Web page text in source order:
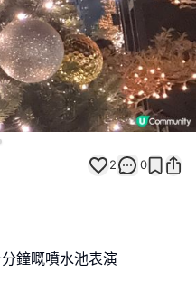
2 0
鐘嘅噴水池表演